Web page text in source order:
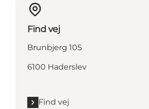
Find vej
Brunbjerg 105
6100 Haderslev
Find vej